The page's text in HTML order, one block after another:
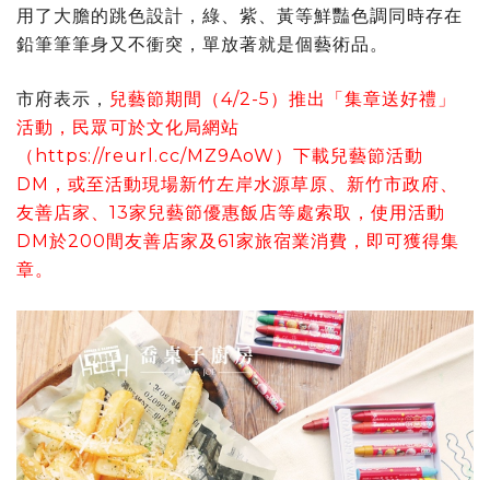
用了大膽的跳色設計，綠、紫、黃等鮮豔色調同時存在
鉛筆筆筆身又不衝突，單放著就是個藝術品。
市府表示， 兒藝節期間（4/2-5）推出「集章送好禮」
活動，民眾可於文化局網站
（https://reurl.cc/MZ9AoW）下載兒藝節活動
DM，或至活動現場新竹左岸水源草原、新竹市政府、
友善店家、13家兒藝節優惠飯店等處索取，使用活動
DM於200間友善店家及61家旅宿業消費，即可獲得集
章。